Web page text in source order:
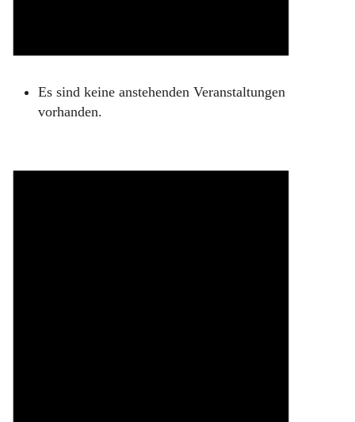
Es sind keine anstehenden Veranstaltungen
vorhanden.